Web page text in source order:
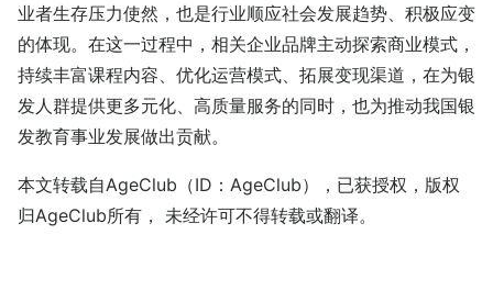
业者生存压力使然，也是行业顺应社会发展趋势、积极应变
的体现。在这一过程中，相关企业品牌主动探索商业模式，
持续丰富课程内容、优化运营模式、拓展变现渠道，在为银
发人群提供更多元化、高质量服务的同时，也为推动我国银
发教育事业发展做出贡献。
本文转载自AgeClub（ID：AgeClub），已获授权，版权
归AgeClub所有， 未经许可不得转载或翻译。